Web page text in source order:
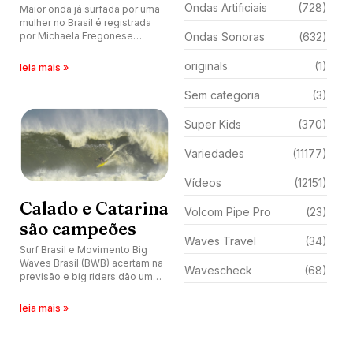
Maior onda já surfada por uma
mulher no Brasil é registrada
por Michaela Fregonese
Jaguaruna (SC)
leia mais »
Calado e Catarina
são campeões
Surf Brasil e Movimento Big
Waves Brasil (BWB) acertam na
previsão e big riders dão um
Pedro Calado e Catarina
leia mais »
Ondas Artificiais (728)
Ondas Sonoras (632)
originals (1)
Sem categoria (3)
Super Kids (370)
Variedades (11177)
Vídeos (12151)
Volcom Pipe Pro (23)
Waves Travel (34)
Wavescheck (68)